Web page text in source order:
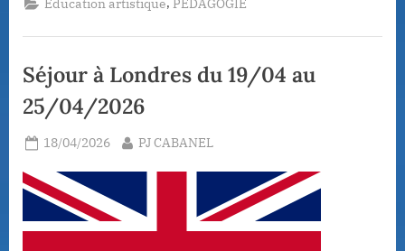
des
Education artistique PEDAGOGIE
Séjour à Londres du 19/04 au
25/04/2026
Posted
18/04/2026 By
PJ CABANEL